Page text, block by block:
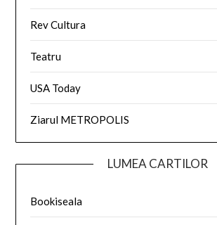
Rev Cultura
Teatru
USA Today
Ziarul METROPOLIS
LUMEA CARTILOR
Bookiseala